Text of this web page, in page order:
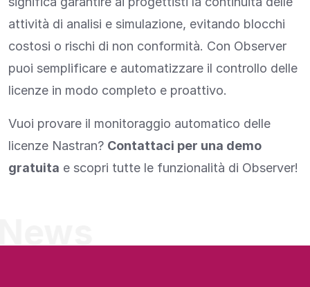
attività di analisi e simulazione, evitando blocchi
costosi o rischi di non conformità. Con Observer
puoi semplificare e automatizzare il controllo delle
licenze in modo completo e proattivo.
Vuoi provare il monitoraggio automatico delle
licenze Nastran? Contattaci per una demo
gratuita e scopri tutte le funzionalità di Observer!